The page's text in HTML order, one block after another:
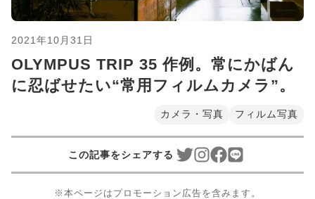
2021年10月31日
OLYMPUS TRIP 35 作例。常にかばん
に忍ばせたい“常用フィルムカメラ”。
カメラ・写真 フィルム写真
この記事をシェアする
※本ページはプロモーション広告を含みます。